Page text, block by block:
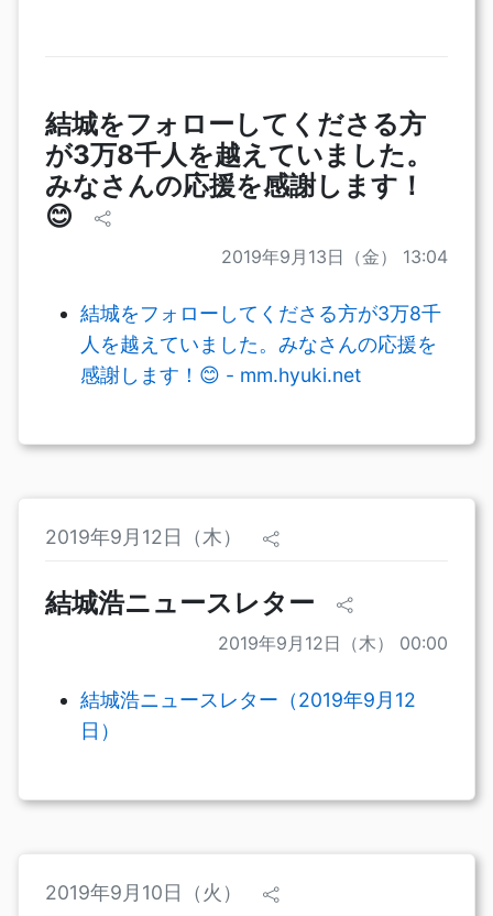
結城をフォローしてくださる方
が3万8千人を越えていました。
みなさんの応援を感謝します！
😊
2019年9月13日（金） 13:04
結城をフォローしてくださる方が3万8千
人を越えていました。みなさんの応援を
感謝します！😊 - mm.hyuki.net
2019年9月12日（木）
結城浩ニュースレター
2019年9月12日（木） 00:00
結城浩ニュースレター（2019年9月12
日）
2019年9月10日（火）